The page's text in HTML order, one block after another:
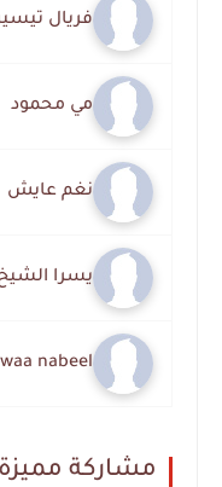
فريال
مي محمود
نغم عايش
يسرا
nabeel
مشاركة مميزة